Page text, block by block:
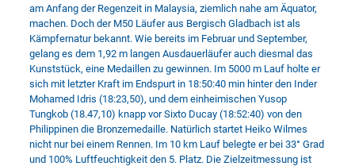
am Anfang der Regenzeit in Malaysia, ziemlich nahe am Äquator,
machen. Doch der M50 Läufer aus Bergisch Gladbach ist als
Kämpfernatur bekannt. Wie bereits im Februar und September,
gelang es dem 1,92 m langen Ausdauerläufer auch diesmal das
Kunststück, eine Medaillen zu gewinnen. Im 5000 m Lauf holte er
sich mit letzter Kraft im Endspurt in 18:50:40 min hinter den Inder
Mohamed Idris (18:23,50), und dem einheimischen Yusop
Tungkob (18.47,10) knapp vor Sixto Ducay (18:52:40) von den
Philippinen die Bronzemedaille. Natürlich startet Heiko Wilmes
nicht nur bei einem Rennen. Im 10 km Lauf belegte er bei 33° Grad
und 100% Luftfeuchtigkeit den 5. Platz. Die Zielzeitmessung ist